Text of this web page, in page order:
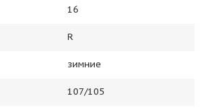
16
R
зимние
107/105